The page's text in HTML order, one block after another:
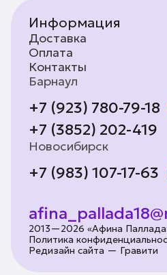
Информация
Доставка
Оплата
Контакты
Барнаул
+7 (923) 780-79-18
+7 (3852) 202-419
Новосибирск
+7 (983) 107-17-63
2013—2026 «Афина
Политика
Редизайн сайта — Гравити